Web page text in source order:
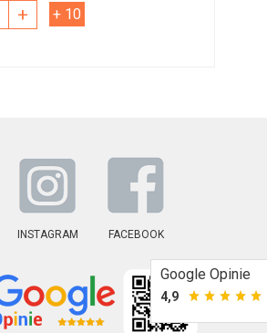
+ + 10
INSTAGRAM FACEBOOK
Google Opinie
4,9